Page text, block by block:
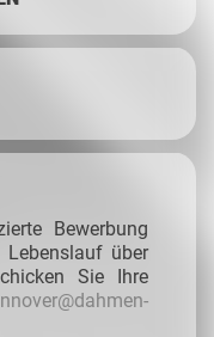
Bewerbung
über
Sie Ihre